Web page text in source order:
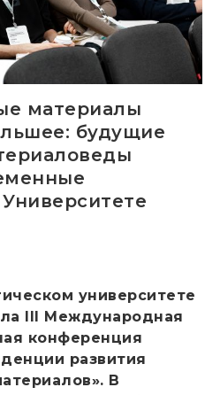
материалы
будущие
университете
III Международная
конференция
развития
В